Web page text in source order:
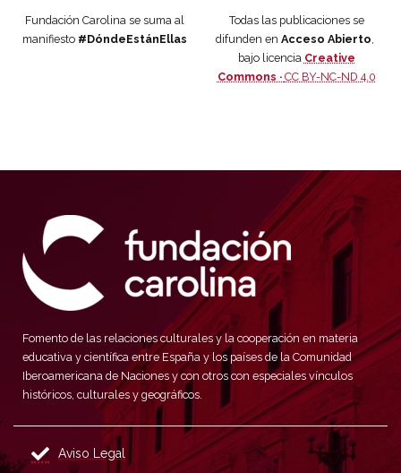
Fundación Carolina se suma al
manifiesto #DóndeEstánEllas
Todas las publicaciones se
difunden en Acceso Abierto
bajo licencia Creative
Commons · CC BY-NC-ND 4.0
Fomento de las relaciones culturales y la cooperación en materia
educativa y científica entre España y los países de la Comunidad
Iberoamericana de Naciones y con otros con especiales vínculos
históricos, culturales y geográficos.
Aviso Legal